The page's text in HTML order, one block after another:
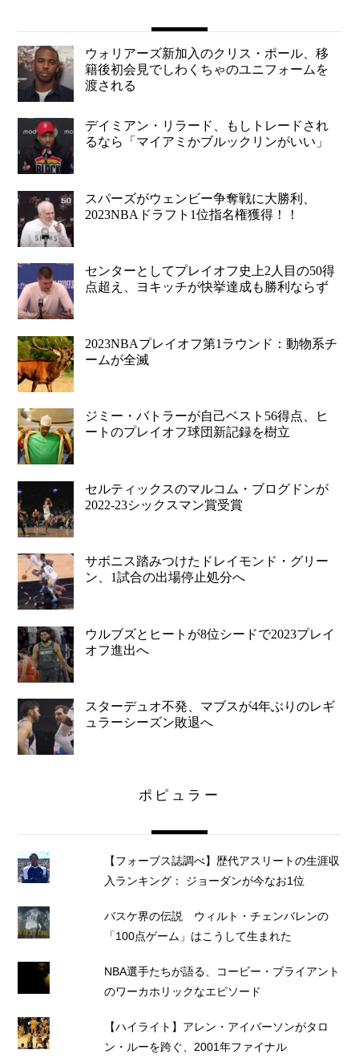
ウォリアーズ新加入のクリス・ポール、移
籍後初会見でしわくちゃのユニフォームを
渡される
デイミアン・リラード、もしトレードされ
るなら「マイアミかブルックリンがいい」
スパーズがウェンビー争奪戦に大勝利、
2023NBAドラフト1位指名権獲得！！
センターとしてプレイオフ史上2人目の50得
点超え、ヨキッチが快挙達成も勝利ならず
2023NBAプレイオフ第1ラウンド：動物系チ
ームが全滅
ジミー・バトラーが自己ベスト56得点、ヒ
ートのプレイオフ球団新記録を樹立
セルティックスのマルコム・ブログドンが
2022-23シックスマン賞受賞
サボニス踏みつけたドレイモンド・グリー
ン、1試合の出場停止処分へ
ウルブズとヒートが8位シードで2023プレイ
オフ進出へ
スターデュオ不発、マブスが4年ぶりのレギ
ュラーシーズン敗退へ
ポピュラー
【フォーブス誌調べ】歴代アスリートの生涯収
入ランキング： ジョーダンが今なお1位
バスケ界の伝説 ウィルト・チェンバレンの
「100点ゲーム」はこうして生まれた
NBA選手たちが語る、コービー・ブライアント
のワーカホリックなエピソード
【ハイライト】アレン・アイバーソンがタロ
ン・ルーを跨ぐ、2001年ファイナル